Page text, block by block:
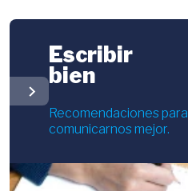
chevron_right
Escribir
bien
Recomendaciones para
comunicarnos mejor.